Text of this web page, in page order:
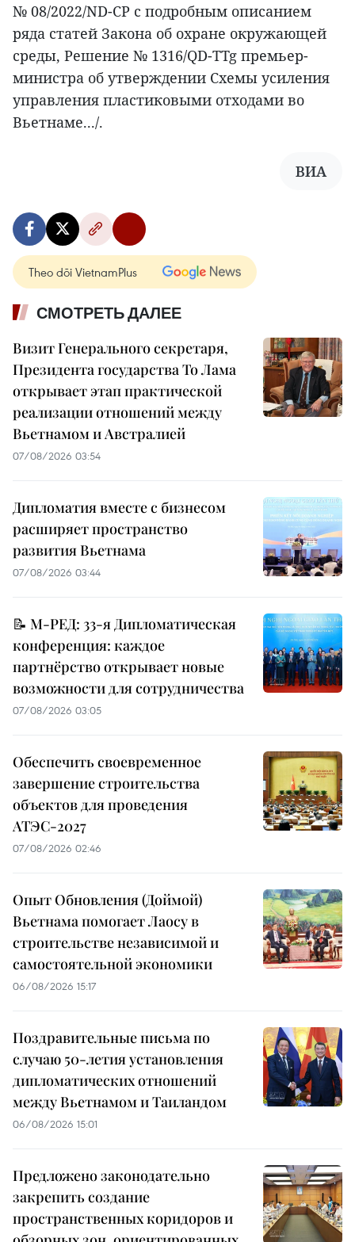
№ 08/2022/ND-CP с подробным описанием
ряда статей Закона об охране окружающей
среды, Решение № 1316/QD-TTg премьер-
министра об утверждении Схемы усиления
управления пластиковыми отходами во
Вьетнаме.../.
ВИА
Theo dõi VietnamPlus
СМОТРЕТЬ ДАЛЕЕ
Визит Генерального секретаря,
Президента государства То Лама
открывает этап практической
реализации отношений между
Вьетнамом и Австралией
07/08/2026 03:54
Дипломатия вместе с бизнесом
расширяет пространство
развития Вьетнама
07/08/2026 03:44
📝 М-РЕД: 33-я Дипломатическая
конференция: каждое
партнёрство открывает новые
возможности для сотрудничества
07/08/2026 03:05
Обеспечить своевременное
завершение строительства
объектов для проведения
АТЭС-2027
07/08/2026 02:46
Опыт Обновления (Доймой)
Вьетнама помогает Лаосу в
строительстве независимой и
самостоятельной экономики
06/08/2026 15:17
Поздравительные письма по
случаю 50-летия установления
дипломатических отношений
между Вьетнамом и Таиландом
06/08/2026 15:01
Предложено законодательно
закрепить создание
пространственных коридоров и